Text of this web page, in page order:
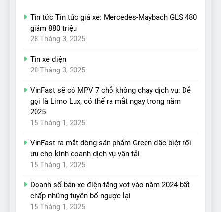
Tin tức Tin tức giá xe: Mercedes-Maybach GLS 480
giảm 880 triệu
28 Tháng 3, 2025
Tin xe điện
28 Tháng 3, 2025
VinFast sẽ có MPV 7 chỗ không chạy dịch vụ: Dễ
gọi là Limo Lux, có thể ra mắt ngay trong năm
2025
15 Tháng 1, 2025
VinFast ra mắt dòng sản phẩm Green đặc biệt tối
ưu cho kinh doanh dịch vụ vận tải
15 Tháng 1, 2025
Doanh số bán xe điện tăng vọt vào năm 2024 bất
chấp những tuyên bố ngược lại
15 Tháng 1, 2025